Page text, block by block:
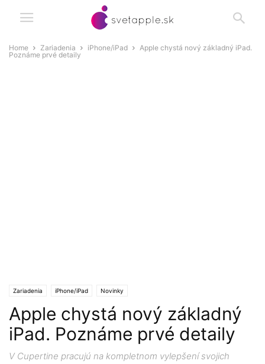
Home Zariadenia iPhone/iPad
Apple chystá nový základný iPad.
Poznáme prvé detaily
Zariadenia iPhone/iPad Novinky
Apple chystá nový základný
iPad. Poznáme prvé detaily
V Cupertine pracujú na kompletnom vylepšení svojich